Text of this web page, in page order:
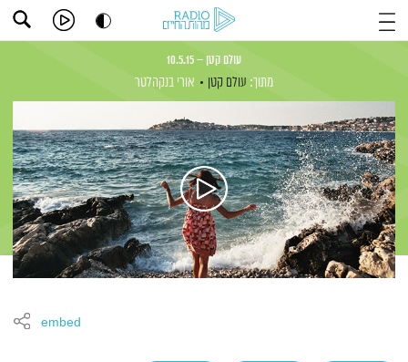
עולם קטן – 10.5.15
מתוך: עולם קטן אורי בנקהלטר
embed